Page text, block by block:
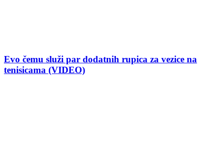
Evo čemu služi par dodatnih rupica za vezice na
tenisicama (VIDEO)